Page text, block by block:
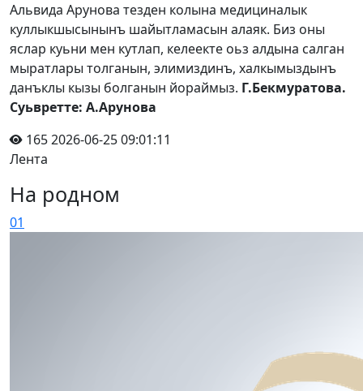
Альвида Арунова тезден колына медициналык
куллыкшысынынъ шайытламасын алаяк. Биз оны
яслар куьни мен кутлап, келеекте оьз алдына салган
мыратлары толганын, элимиздинъ, халкымыздынъ
данъклы кызы болганын йораймыз. Г.Бекмуратова.
Суьвретте: А.Арунова
1652026-06-25 09:01:11
Лента
На родном
01